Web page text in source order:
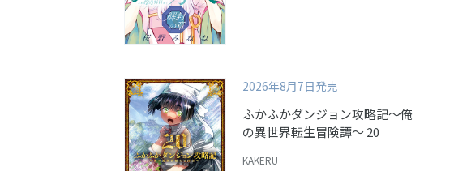
2026年8月7日発売
ふかふかダンジョン攻略記～俺
の異世界転生冒険譚～ 20
KAKERU